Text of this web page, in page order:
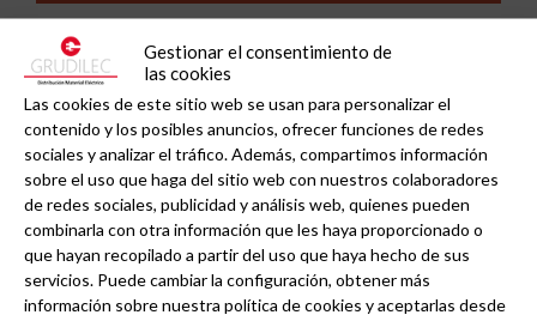
Gestionar el consentimiento de
las cookies
Las cookies de este sitio web se usan para personalizar el
contenido y los posibles anuncios, ofrecer funciones de redes
sociales y analizar el tráfico. Además, compartimos información
sobre el uso que haga del sitio web con nuestros colaboradores
de redes sociales, publicidad y análisis web, quienes pueden
combinarla con otra información que les haya proporcionado o
que hayan recopilado a partir del uso que haya hecho de sus
servicios. Puede cambiar la configuración, obtener más
información sobre nuestra política de cookies y aceptarlas desde
Tweets de grudilec
Haz clic en «Estoy de acuerdo» para activar
Twitter
Normativa de cookies
Estoy de acuerdo